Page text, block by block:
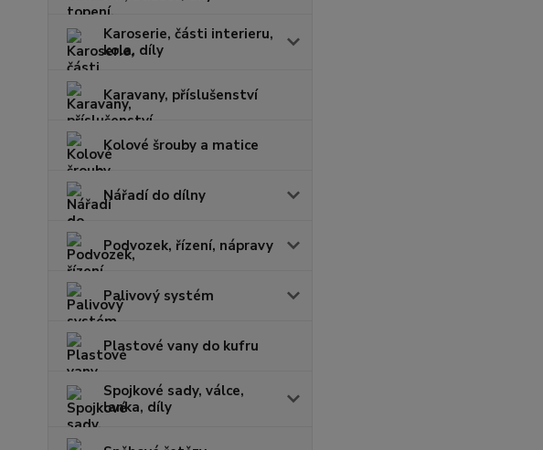
Karoserie, části interieru,
kola, díly
Karavany, příslušenství
Kolové šrouby a matice
Nářadí do dílny
Podvozek, řízení, nápravy
Palivový systém
Plastové vany do kufru
Spojkové sady, válce,
lanka, díly